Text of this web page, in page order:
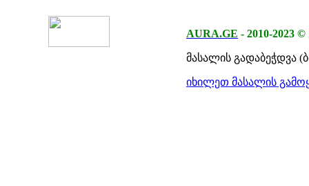
AURA.GE - 2010-2023 ©
მასალის გადაბეჭდვა
იხილეთ მასალის